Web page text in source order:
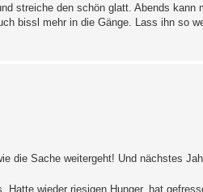
streiche den schön glatt. Abends
bissl mehr in die Gänge. Lass ihn so
die Sache weitergeht! Und nächstes
wieder riesigen Hunger, hat